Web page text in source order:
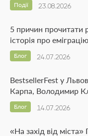
23.08.2026
Події
5 причин прочитати
історія про
24.07.2026
Блог
BestsellerFest у
Карпа, Володимир
14.07.2026
Блог
«На захід від міста»